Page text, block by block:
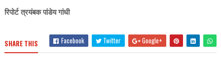
रिपोर्ट त्रयंबक पांडेय गांधी
SHARE THIS Facebook Twitter Google+